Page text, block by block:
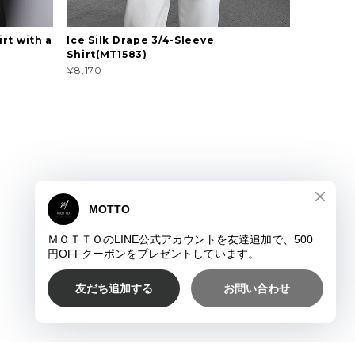
with a
Ice Silk Drape 3/4-Sleeve
Shirt(MT1583)
¥8,170